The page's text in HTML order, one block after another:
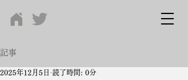
記事
2025年12月5日 読了時間: 0分